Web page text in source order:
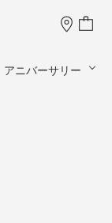
アニバーサリー